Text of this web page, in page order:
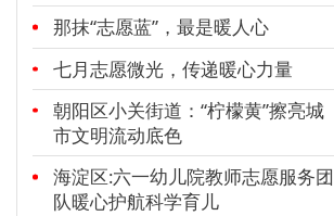
那抹“志愿蓝”，最是暖人心
七月志愿微光，传递暖心力量
朝阳区小关街道：“柠檬黄”擦亮城
市文明流动底色
海淀区:六一幼儿院教师志愿服务团
队暖心护航科学育儿